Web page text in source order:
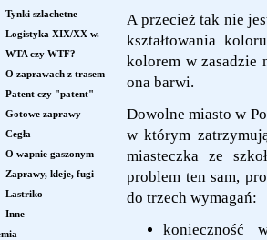
Tynki szlachetne
Logistyka XIX/XX w.
WTA czy WTF?
O zaprawach z trasem
Patent czy "patent"
Gotowe zaprawy
Cegła
O wapnie gaszonym
Zaprawy, kleje, fugi
Lastriko
Inne
A przecież tak nie
kształtowania
kolorem w zasadzie
ona barwi.
Dowolne miasto w
w którym
miasteczka ze
problem ten sam,
do trzech wymagań:
konieczność